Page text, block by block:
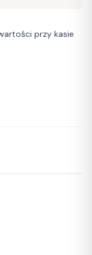
przy kasie